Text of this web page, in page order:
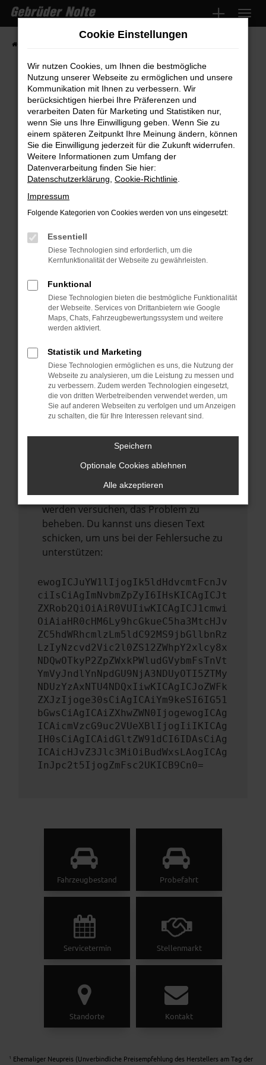
Zum
Hauptinhalt
springen
Fehler: Network Error
Beim Laden ist ein Fehler aufgetreten.
Hier sind ein paar Tipps, die dir helfen können:
Überprüfe deine Firewall und deine
Internetverbindung.
Manche Erweiterungen, wie Werbeblocker,
können das Laden bestimmter Seiten
verhindern. Funktioniert die Seite in einem
anderen Browser oder in einem privaten
Fenster?
Starte dein Gerät neu.
Das kann manchmal helfen,
Stelle sicher, dass dein Browser und dein
Betriebssystem auf dem neuesten Stand
sind.
Veraltete Software birgt nicht nur ein
Sicherheitsrisiko, sondern kann auch dazu
führen, dass bestimmte Funktionen nicht
mehr unterstützt werden.
Wende dich an den Webseitenbetreiber.
Wenn du alle oben genannten Schritte
versucht hast, kontaktiere uns bitte. Wir
werden versuchen, das Problem zu
beheben. Du kannst uns diesen Text
schicken, um uns bei der Fehlersuche zu
unterstützen:
ewogICJuYW1lIjogIk5ldHdvcmtFcnJv
ciIsCiAgImNvbmZpZyI6IHsKICAgICJt
ZXRob2QiOiAiR0VUIiwKICAgICJ1cmwi
OiAiaHR0cHM6Ly9hcGkueC5ha3MtcHJv
ZC5hdWRhcmlzLm5ldC92MS9jbGllbnRz
LzIyNzcvd2Vic2l0ZS12ZWhpY2xlcy8x
NDQwOTkyP2ZpZWxkPWludGVybmFsTnVt
YmVyJndlYnNpdGU9NjA3NDUyOTI5ZTMy
NDUzYzAxNTU4NDQxIiwKICAgICJoZWFk
ZXJzIjoge30sCiAgICAiYm9keSI6IG51
bGwsCiAgICAiZXhwZWN0IjogewogICAg
ICAicmVzcG9uc2VUeXBlIjogIiIKICAg
IH0sCiAgICAidGltZW91dCI6IDAsCiAg
ICAicHJvZ3Jlc3MiOiBudWxsLAogICAg
InJpc2t5IjogZmFsc2UKICB9Cn0=
Fahrzeugbestand Probefahrt
Servicetermin Stellenmarkt
Standorte Kontakt
1
Ehemaliger Neupreis (Unverbindliche Preisempfehlung des Herstellers am Tag der
Cookie Einstellungen
Wir nutzen Cookies, um Ihnen die bestmögliche
Nutzung unserer Webseite zu ermöglichen und unsere
Kommunikation mit Ihnen zu verbessern. Wir
berücksichtigen hierbei Ihre Präferenzen und
verarbeiten Daten für Marketing und Statistiken nur,
wenn Sie uns Ihre Einwilligung geben. Wenn Sie zu
einem späteren Zeitpunkt Ihre Meinung ändern, können
Sie die Einwilligung jederzeit für die Zukunft widerrufen.
Weitere Informationen zum Umfang der
Datenverarbeitung finden Sie hier:
Datenschutzerklärung Cookie-Richtlinie
Impressum
Folgende Kategorien von Cookies werden von uns eingesetzt:
Essentiell
Diese Technologien sind erforderlich, um die
Kernfunktionalität der Webseite zu gewährleisten.
Funktional
Diese Technologien bieten die bestmögliche Funktionalität
der Webseite. Services von Drittanbietern wie Google
Maps, Chats, Fahrzeugbewertungssystem und weitere
werden aktiviert.
Statistik und Marketing
Diese Technologien ermöglichen es uns, die Nutzung der
Webseite zu analysieren, um die Leistung zu messen und
zu verbessern. Zudem werden Technologien eingesetzt,
die von dritten Werbetreibenden verwendet werden, um
Sie auf anderen Webseiten zu verfolgen und um Anzeigen
zu schalten, die für Ihre Interessen relevant sind.
Speichern
Optionale Cookies ablehnen
Alle akzeptieren